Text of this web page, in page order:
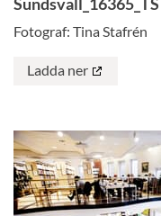
Fotograf: Tina Stafrén
Ladda ner